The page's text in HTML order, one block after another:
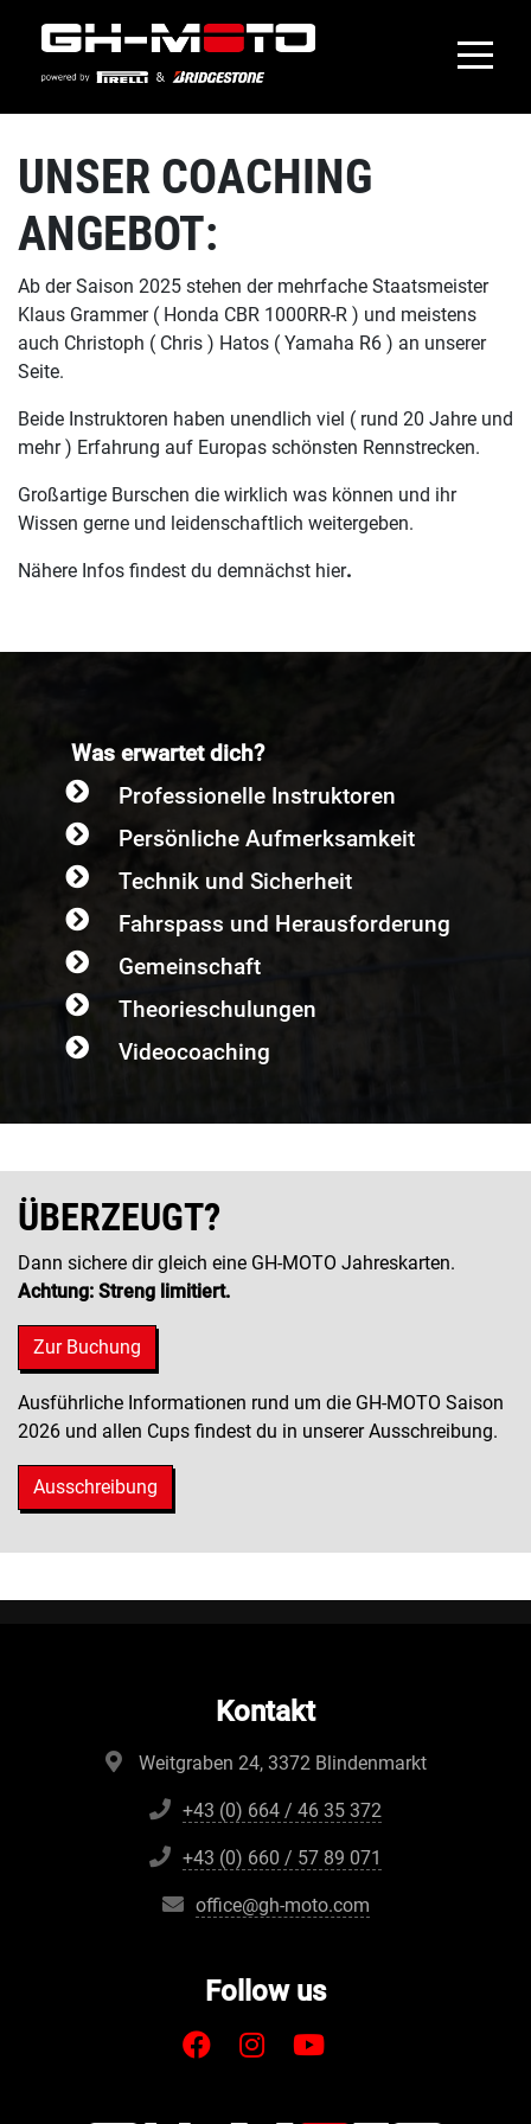
UNSER COACHING
ANGEBOT:
Ab der Saison 2025 stehen der mehrfache Staatsmeister
Klaus Grammer ( Honda CBR 1000RR-R ) und meistens
auch Christoph ( Chris ) Hatos ( Yamaha R6 ) an unserer
Seite.
Beide Instruktoren haben unendlich viel ( rund 20 Jahre und
mehr ) Erfahrung auf Europas schönsten Rennstrecken.
Großartige Burschen die wirklich was können und ihr
Wissen gerne und leidenschaftlich weitergeben.
Nähere Infos findest du demnächst hier.
Was erwartet dich?
Professionelle Instruktoren
Persönliche Aufmerksamkeit
Technik und Sicherheit
Fahrspass und Herausforderung
Gemeinschaft
Theorieschulungen
Videocoaching
ÜBERZEUGT?
Dann sichere dir gleich eine GH-MOTO Jahreskarten.
Achtung: Streng limitiert.
Zur Buchung
Ausführliche Informationen rund um die GH-MOTO Saison
2026 und allen Cups findest du in unserer Ausschreibung.
Ausschreibung
Kontakt
Weitgraben 24, 3372 Blindenmarkt
+43 (0) 664 / 46 35 372
+43 (0) 660 / 57 89 071
office@gh-moto.com
Follow us